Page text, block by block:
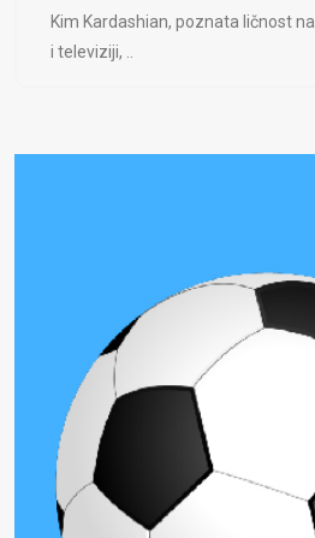
Kim Kardashian, poznata ličnost
i televiziji, ..